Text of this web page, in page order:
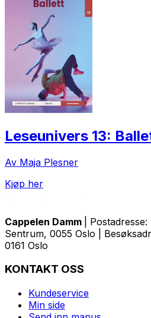
Leseunivers 13:
Av Maja Plesner
Kjøp her
Cappelen Damm
|
Sentrum, 0055 Oslo |
0161 Oslo
KONTAKT OSS
Kundeservice
Min side